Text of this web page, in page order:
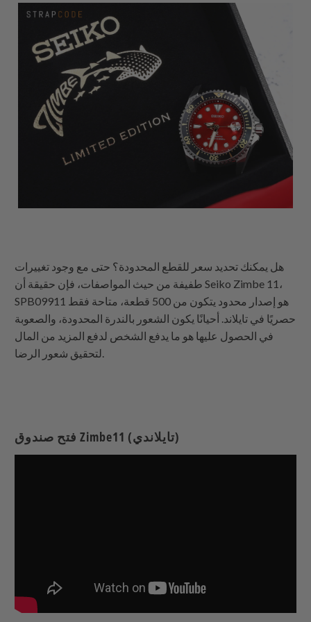
هل يمكنك تحديد سعر للقطع المحدودة؟ حتى مع وجود تغييرات
طفيفة من حيث المواصفات، فإن حقيقة أن Seiko Zimbe 11،
SPB09911 هو إصدار محدود يتكون من 500 قطعة، متاحة فقط
حصريًا في تايلاند. أحيانًا يكون الشعور بالندرة المحدودة، والصعوبة
في الحصول عليها هو ما يدفع الشخص لدفع المزيد من المال
لتحقيق شعور الرضا.
فتح صندوق Zimbe11 (تايلاندي)